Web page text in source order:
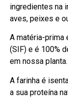
ingredientes na
aves, peixes e
A matéria-
(SIF) e é 100%
em nossa planta.
A farinha é
a sua proteína